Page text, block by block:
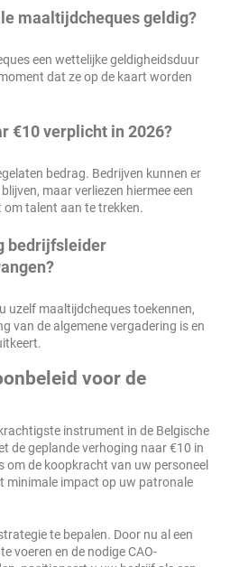
maaltijdcheques geldig?
een wettelijke geldigheidsduur
dat ze op de kaart worden
€10 verplicht in 2026?
bedrag. Bedrijven kunnen er
maar verliezen hiermee een
talent aan te trekken.
bedrijfsleider
uzelf maaltijdcheques toekennen,
van de algemene vergadering is en
voor de
instrument in de Belgische
de geplande verhoging naar €10 in
om de koopkracht van uw personeel
minimale impact op uw patronale
te bepalen. Door nu al een
voeren en de nodige CAO-